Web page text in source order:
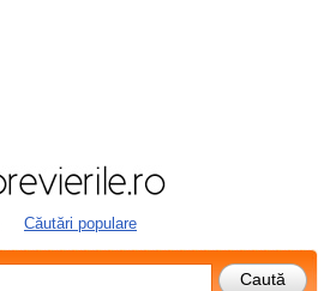
Căutări populare